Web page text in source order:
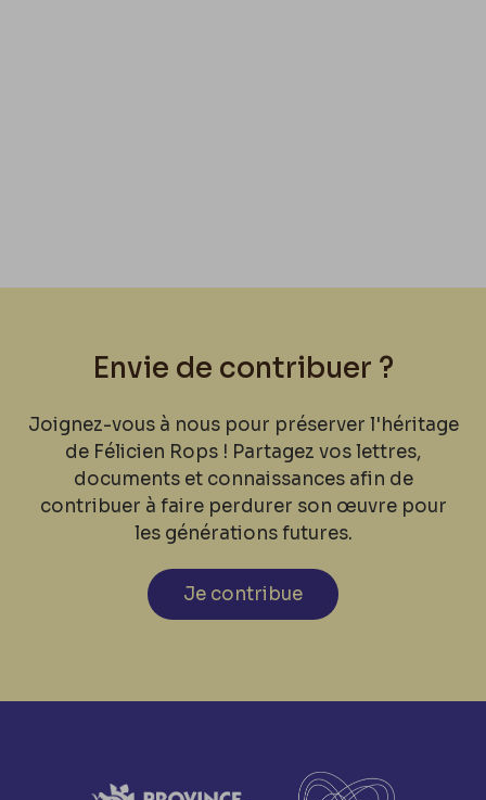
Envie de contribuer ?
Joignez-vous à nous pour préserver l'héritage
de Félicien Rops ! Partagez vos lettres,
documents et connaissances afin de
contribuer à faire perdurer son œuvre pour
les générations futures.
Je contribue